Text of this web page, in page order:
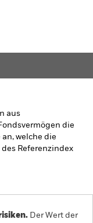
aus
die
welche die
des Referenzindex
Der Wert der